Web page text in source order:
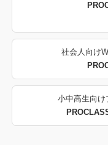
社会人向け
小中高生向け